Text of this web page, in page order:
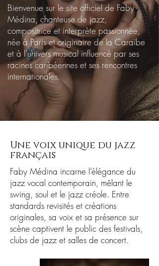
Bienvenue sur le site officiel de Faby
Médina, chanteuse de jazz,
compositrice et interprète passionnée,
née à Paris et originaire de la Caraïbe
et à l’univers musical influencé par ses
racines caribéennes et ses rencontres
internationales.
Une voix unique du jazz
français
Faby Médina incarne l’élégance du
jazz vocal contemporain, mêlant le
swing, soul et le jazz créole. Entre
standards revisités et créations
originales, sa voix et sa présence sur
scène captivent le public des festivals,
clubs de jazz et salles de concert.